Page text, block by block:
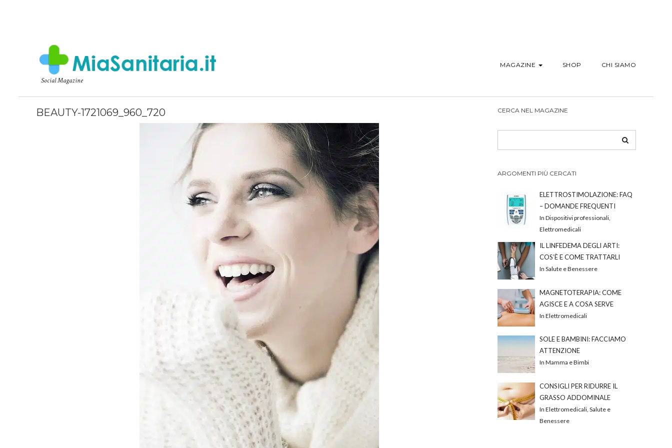
Social Magazine
MAGAZINE SHOP CHI SIAMO
BEAUTY-1721069_960_720 CERCA NEL MAGAZINE
ARGOMENTI PIÙ CERCATI
ELETTROSTIMOLAZIONE: FAQ
– DOMANDE FREQUENTI
In Dispositivi professionali,
Elettromedicali
IL LINFEDEMA DEGLI ARTI:
COS’È E COME TRATTARLI
In Salute e Benessere
MAGNETOTERAPIA: COME
AGISCE E A COSA SERVE
In Elettromedicali
SOLE E BAMBINI: FACCIAMO
ATTENZIONE
In Mamma e Bimbi
CONSIGLI PER RIDURRE IL
GRASSO ADDOMINALE
In Elettromedicali, Salute e
Benessere